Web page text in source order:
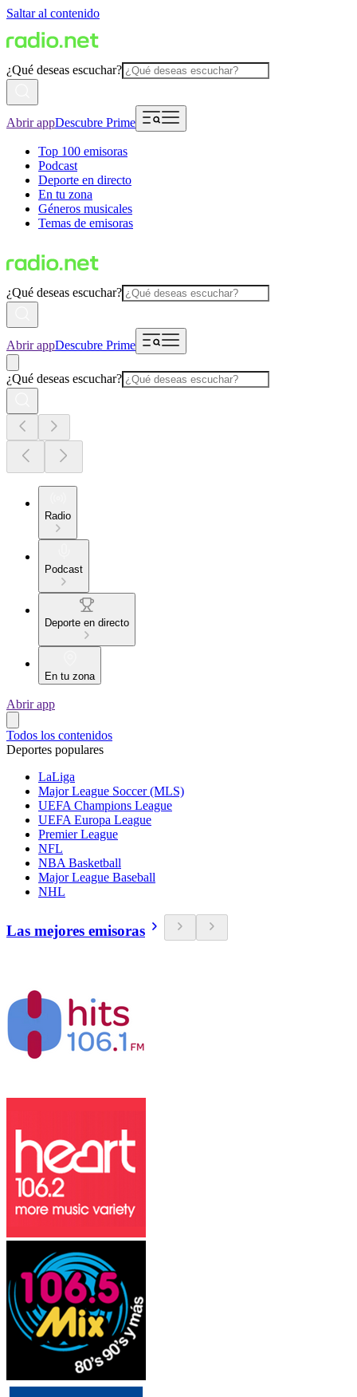
Saltar al contenido
¿Qué deseas escuchar?
Abrir appDescubre Prime
Top 100 emisoras
Podcast
Deporte en directo
En tu zona
Géneros musicales
Temas de emisoras
¿Qué deseas escuchar?
Abrir appDescubre Prime
¿Qué deseas escuchar?
Radio
Podcast
Deporte en directo
En tu zona
Abrir app
Todos los contenidos
Deportes populares
LaLiga
Major League Soccer (MLS)
UEFA Champions League
UEFA Europa League
Premier League
NFL
NBA Basketball
Major League Baseball
NHL
Las mejores emisoras